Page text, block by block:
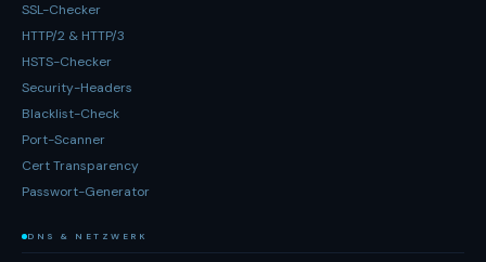
SSL-Checker
HTTP/2 & HTTP/3
HSTS-Checker
Security-Headers
Blacklist-Check
Port-Scanner
Cert Transparency
Passwort-Generator
DNS & NETZWERK